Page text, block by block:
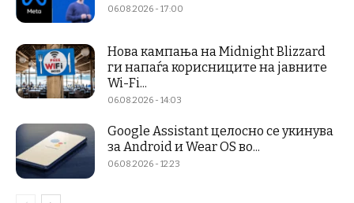
06.08.2026 - 17:00
Нова кампања на Midnight Blizzard
ги напаѓа корисниците на јавните
Wi-Fi...
06.08.2026 - 14:03
Google Assistant целосно се укинува
за Android и Wear OS во...
06.08.2026 - 12:23